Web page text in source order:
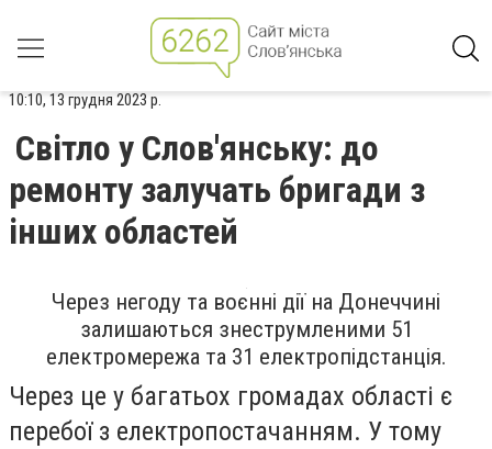
10:10, 13 грудня 2023 р.
Світло у Слов'янську: до
ремонту залучать бригади з
інших областей
Через негоду та воєнні дії на Донеччині
залишаються знеструмленими 51
електромережа та 31 електропідстанція.
Через це у багатьох громадах області є
перебої з електропостачанням. У тому